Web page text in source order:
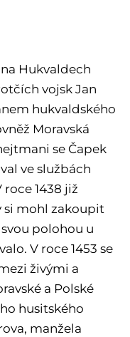
na Hukvaldech
vojsk Jan
hukvaldského
Moravská
se Čapek
ve službách
1438 již
si mohl zakoupit
polohou u
V roce 1453 se
živými a
a Polské
husitského
manžela